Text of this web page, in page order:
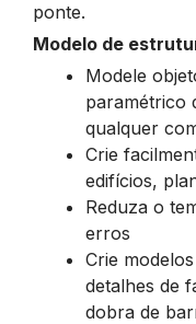
ponte.
Modelo de
Modele
paramétrico
qualquer
Crie
edifícios,
Reduza o
erros
Crie
detalhes de
dobra de